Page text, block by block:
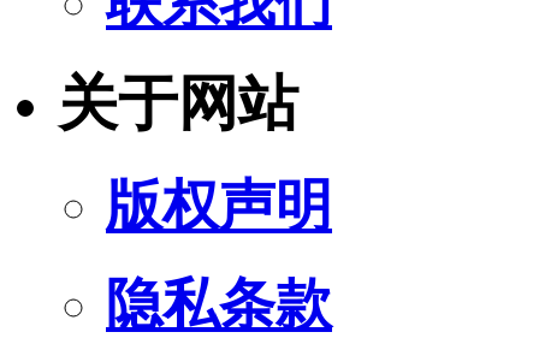
关于网站
版权声明
隐私条款